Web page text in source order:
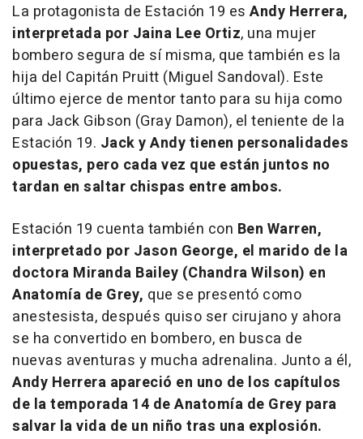
La protagonista de Estación 19 es Andy Herrera,
interpretada por Jaina Lee Ortiz, una mujer
bombero segura de sí misma, que también es la
hija del Capitán Pruitt (Miguel Sandoval). Este
último ejerce de mentor tanto para su hija como
para Jack Gibson (Gray Damon), el teniente de la
Estación 19. Jack y Andy tienen personalidades
opuestas, pero cada vez que están juntos no
tardan en saltar chispas entre ambos.
Estación 19 cuenta también con Ben Warren,
interpretado por Jason George, el marido de la
doctora Miranda Bailey (Chandra Wilson) en
Anatomía de Grey, que se presentó como
anestesista, después quiso ser cirujano y ahora
se ha convertido en bombero, en busca de
nuevas aventuras y mucha adrenalina. Junto a él,
Andy Herrera apareció en uno de los capítulos
de la temporada 14 de Anatomía de Grey para
salvar la vida de un niño tras una explosión.